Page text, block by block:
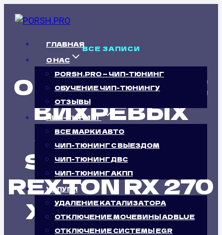
ГЛАВНАЯ
О НАС
PORSH.PRO — ЧИП-ТЮНИНГ
ОБУЧЕНИЕ ЧИП-ТЮНИНГУ
ОТЗЫВЫ
ЧИП-ТЮНИНГ
ВСЕ МАРКИ АВТО
ЧИП-ТЮНИНГ С ВЫЕЗДОМ
ЧИП-ТЮНИНГ ДВС
ЧИП-ТЮНИНГ АКПП
УСЛУГИ
УДАЛЕНИЕ КАТАЛИЗАТОРА
ОТКЛЮЧЕНИЕ МОЧЕВИНЫ ADBLUE
ОТКЛЮЧЕНИЕ СИСТЕМЫ EGR
ВСЕ ЗАПИСИ
ОТКЛЮЧЕНИЕ
ВИХРЕВЫХ
ЗАСЛОНОК
SSANGYONG
REXTON RX 270
XDI (165 Л.С.)